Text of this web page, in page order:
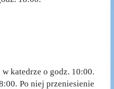
katedrze o godz. 10:00.
Po niej przeniesienie